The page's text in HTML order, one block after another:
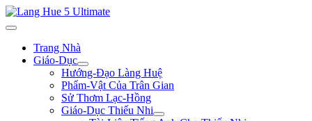
Trang Nhà
Giáo-Dục
Hướng-Đạo Làng Huệ
Phẩm-Vật Của Trân Gian
Sử Thơm Lạc-Hồng
Giáo-Dục Thiếu Nhi